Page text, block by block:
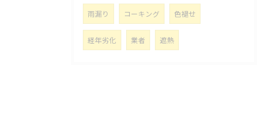
雨漏り コーキング 色褪せ
経年劣化 業者 遮熱